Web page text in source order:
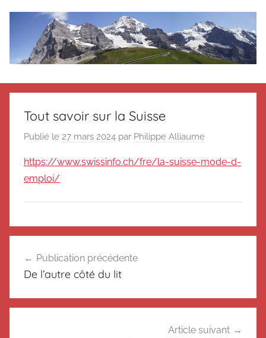
Le
blog
de
Suisse
Suisse
Suisse
Tout savoir sur la Suisse
Publié le 27 mars 2024 par Philippe Alliaume
https://www.swissinfo.ch/fre/la-suisse-mode-d-
emploi/
N
c
l
de
Publication précédente
De l’autre côté du lit
Article suivant